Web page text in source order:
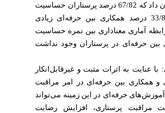
که
67/82 درصد پرستاران حساسیت
اخلاقی زیاد و 33/81 درصد همکاری بین حرفه‌ای زیادی
آماری معناداری بین نمره حساسیت
حرفه‌ای در پرستاران وجود نداشت
با عنایت به اثرات مثبت و غیرقابل‌انکار
همکاری بین حرفه‌ای در امر مراقبت
حرفه‌ای در این زمینه می‌تواند
مراقبت پرستاری، افزایش رضایت